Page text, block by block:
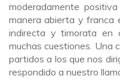
moderadamente
manera abierta y franca
indirecta y timorata en
muchas cuestiones. Una
partidos a los que nos
respondido a nuestro